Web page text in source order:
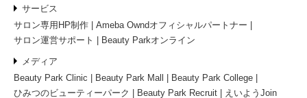
サービス
サロン専用HP制作
Ameba Owndオフィシャルパートナー
サロン運営サポート
Beauty Parkオンライン
メディア
Beauty Park Clinic
Beauty Park Mall
Beauty Park College
ひみつのビューティーパーク
Beauty Park Recruit えいようJoin